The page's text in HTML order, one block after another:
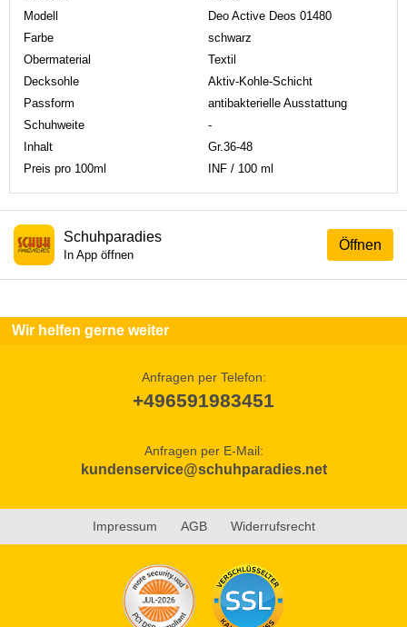
Modell
Deo Active Deos 01480
Farbe
schwarz
Obermaterial
Textil
Decksohle
Aktiv-Kohle-Schicht
Passform
antibakterielle Ausstattung
Schuhweite
-
Inhalt
Gr.36-48
Preis pro 100ml
INF / 100 ml
Öffnen
Schuhparadies
In App öffnen
Wir helfen gerne weiter
Anfragen per Telefon:
+496591983451
Anfragen per E-Mail:
kundenservice@schuhparadies.net
Impressum AGB Widerrufsrecht